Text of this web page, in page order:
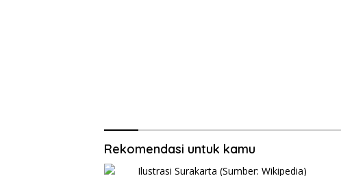
Rekomendasi untuk kamu